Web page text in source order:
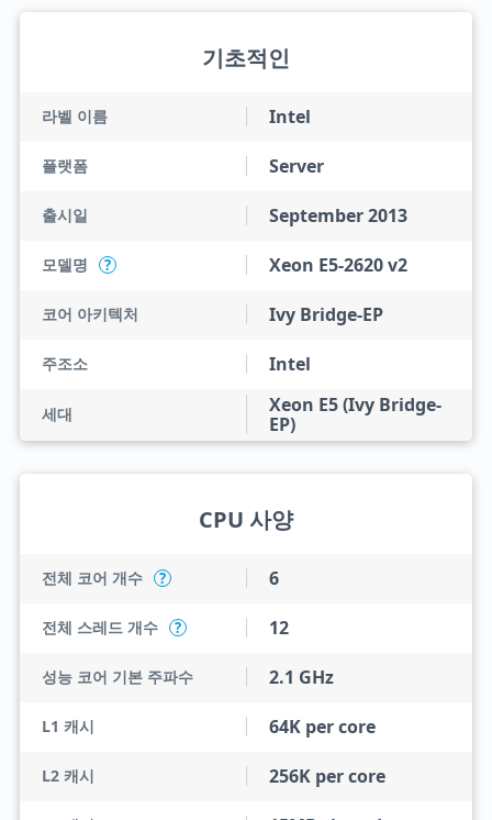
기초적인
라벨 이름 Intel
플랫폼 Server
출시일 September 2013
모델명 ? Xeon E5-2620 v2
코어 아키텍처 Ivy Bridge-EP
주조소 Intel
세대
Xeon E5 (Ivy Bridge-
EP)
CPU 사양
전체 코어 개수 ? 6
전체 스레드 개수 ? 12
성능 코어 기본 주파수 2.1 GHz
L1 캐시 64K per core
L2 캐시 256K per core